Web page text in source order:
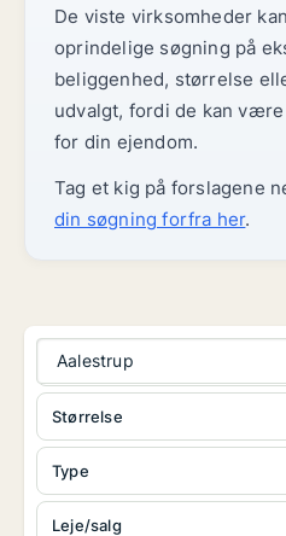
De viste virksomheder
oprindelige søgning på
beliggenhed, størrelse
udvalgt, fordi de kan
for din ejendom.
Tag et kig på forslagene
din søgning forfra her.
Aalestrup
Type
Leje/salg
Størrelse